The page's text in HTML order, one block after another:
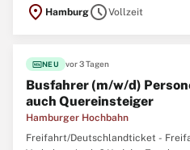
einer betrieblichen Altersvorsorge
location_on HamburgscheduleVollzeit
fiber_newNEU vor 3 Tagen
Busfahrer (m/w/d)
auch Quereinsteiger
Hamburger Hochbahn
Freifahrt/Deutschlandticket -